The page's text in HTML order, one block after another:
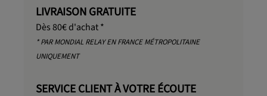
LIVRAISON GRATUITE
Dès 80€ d'achat *
* PAR MONDIAL RELAY EN FRANCE MÉTROPOLITAINE
UNIQUEMENT
SERVICE CLIENT À VOTRE ÉCOUTE